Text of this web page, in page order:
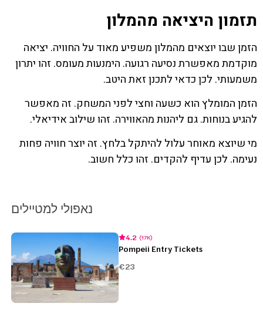
תזמון היציאה מהמלון
הזמן שבו יוצאים מהמלון משפיע מאוד על החוויה. יציאה
מוקדמת מאפשרת נסיעה רגועה. הימנעות מעומס. זהו יתרון
משמעותי. לכן כדאי לתכנן זאת היטב.
הזמן המומלץ הוא כשעה וחצי לפני המשחק. זה מאפשר
להגיע בנוחות. גם ליהנות מהאווירה. זהו שילוב אידיאלי.
מי שיוצא מאוחר עלול להיתקל בלחץ. זה יוצר חוויה פחות
נעימה. לכן עדיף להקדים. זהו כלל חשוב.